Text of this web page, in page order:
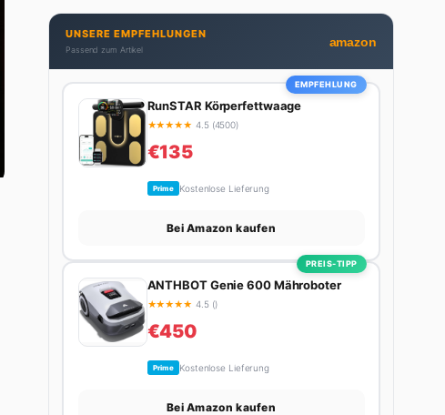
Seite. Wenn Hannes mal nicht über Sport oder
Autos schreibt, plant er den nächsten Abenteuer-
Trip – sei es ein Wochenende in den Bergen, eine
Motorradtour durch die Alpen oder der jährliche
Campingtrip mit den Jungs. Sein Credo: Das Leben
ist zu kurz für langweilige Wochenenden.
UNSERE EMPFEHLUNGEN
Passend zum Artikel
amazon
EMPFEHLUNG
RunSTAR Körperfettwaage
★★★★★ 4.5 (4500)
€135
Prime Kostenlose Lieferung
Bei Amazon kaufen
PREIS-TIPP
ANTHBOT Genie 600 Mähroboter
★★★★★ 4.5 ()
€450
Prime Kostenlose Lieferung
Bei Amazon kaufen